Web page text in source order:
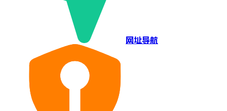
网址导航